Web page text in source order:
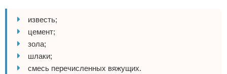
известь;
цемент;
зола;
шлаки;
смесь перечисленных вяжущих.